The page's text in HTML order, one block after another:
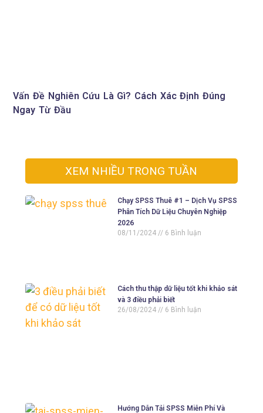
Vấn Đề Nghiên Cứu Là Gì? Cách Xác Định Đúng
Ngay Từ Đầu
XEM NHIỀU TRONG TUẦN
Chạy SPSS Thuê #1 – Dịch Vụ SPSS
Phân Tích Dữ Liệu Chuyên Nghiệp
2026
08/11/2024
6 Bình luận
Cách thu thập dữ liệu tốt khi khảo sát
và 3 điều phải biết
26/08/2024
6 Bình luận
Hướng Dẫn Tải SPSS Miễn Phí Và